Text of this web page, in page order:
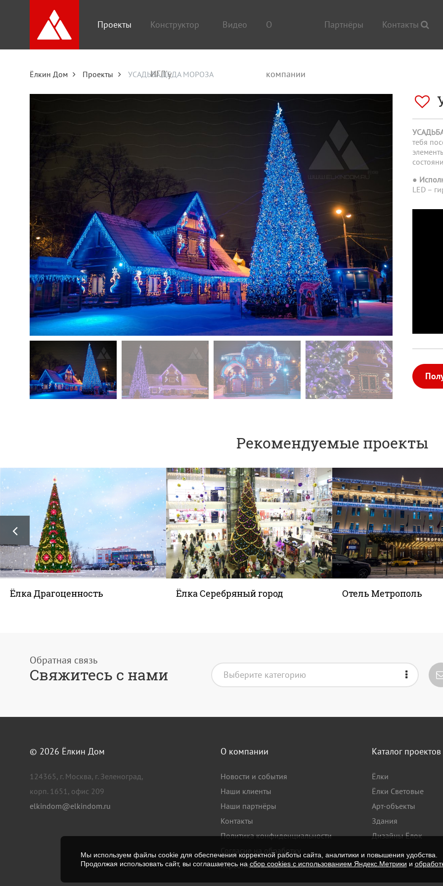
Проекты Конструктор
ИГЛ'у
Видео О
компании
Партнёры Контакты
Ёлкин Дом Проекты УСАДЬБА ДЕДА МОРОЗА
тебя
●
LED –
Рекомендуемые проекты
Ёлка Драгоценность Ёлка Серебряный город Отель Метрополь
Свяжитесь с нами Выберите категорию
© 2026 Ёлкин Дом
124365, г. Москва, г. Зеленоград,
корп. 1651, офис 209
elkindom@elkindom.ru
О компании
Новости и события
Наши клиенты
Наши партнёры
Контакты
Политика конфиденциальности
Согласие на обработку
персональных данных
Каталог проектов
Ёлки
Ёлки Световые
Арт-объекты
Здания
Дизайны Ёлок
Мы используем файлы cookie для обеспечения корректной работы сайта, аналитики и повышения удобства.
Продолжая использовать сайт, вы соглашаетесь насбор cookies с использованием Яндекс.Метрики и